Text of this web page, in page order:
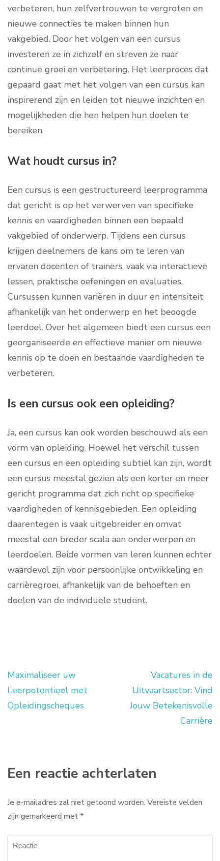
verbeteren, hun zelfvertrouwen te vergroten en
nieuwe connecties te maken binnen hun
vakgebied. Door het volgen van een cursus
investeren ze in zichzelf en streven ze naar
continue groei en verbetering. Het leerproces dat
gepaard gaat met het volgen van een cursus kan
inspirerend zijn en leiden tot nieuwe inzichten en
mogelijkheden die hen helpen hun doelen te
bereiken.
Wat houdt cursus in?
Een cursus is een gestructureerd leerprogramma
dat gericht is op het verwerven van specifieke
kennis en vaardigheden binnen een bepaald
vakgebied of onderwerp. Tijdens een cursus
krijgen deelnemers de kans om te leren van
ervaren docenten of trainers, vaak via interactieve
lessen, praktische oefeningen en evaluaties.
Cursussen kunnen variëren in duur en intensiteit,
afhankelijk van het onderwerp en het beoogde
leerdoel. Over het algemeen biedt een cursus een
georganiseerde en effectieve manier om nieuwe
kennis op te doen en bestaande vaardigheden te
verbeteren.
Is een cursus ook een opleiding?
Ja, een cursus kan ook worden beschouwd als een
vorm van opleiding. Hoewel het verschil tussen
een cursus en een opleiding subtiel kan zijn, wordt
een cursus meestal gezien als een korter en meer
gericht programma dat zich richt op specifieke
vaardigheden of kennisgebieden. Een opleiding
daarentegen is vaak uitgebreider en omvat
meestal een breder scala aan onderwerpen en
leerdoelen. Beide vormen van leren kunnen echter
waardevol zijn voor persoonlijke ontwikkeling en
carrièregroei, afhankelijk van de behoeften en
doelen van de individuele student.
Berichtnavigatie
Maximaliseer uw
Leerpotentieel met
Opleidingscheques
Vacatures in de
Uitvaartsector: Vind
Jouw Betekenisvolle
Carrière
Een reactie achterlaten
Je e-mailadres zal niet getoond worden. Vereiste velden
zijn gemarkeerd met*
Reactie